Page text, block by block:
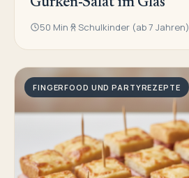
50 Min Schulkinder (ab 7 Jahren)
FINGERFOOD UND PARTYREZEPTE